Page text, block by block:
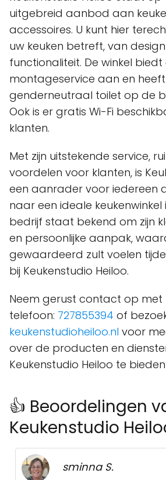
uitgebreid aanbod aan
accessoires. U kunt hier
uw keuken betreft, van
functionaliteit. De winkel biedt
montageservice aan en
genderneutraal toilet op de
Ook is er gratis Wi-Fi
klanten.
Met zijn uitstekende service,
voordelen voor klanten, is
een aanrader voor iedereen
naar een ideale keukenwinkel
bedrijf staat bekend om zijn
en persoonlijke aanpak,
gewaardeerd zult voelen
bij Keukenstudio Heiloo.
Neem gerust contact op met
telefoon: 727855394 of
keukenstudioheiloo.nl voor
over de producten en
Keukenstudio Heiloo te
👍 Beoordelingen
Keukenstudio
sminna S.